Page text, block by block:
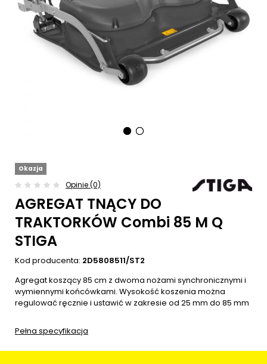
Okazja
Opinie (0)
AGREGAT TNĄCY DO
TRAKTORKÓW Combi 85 M Q
STIGA
Kod producenta: 2D5808511/ST2
Agregat koszący 85 cm z dwoma nożami synchronicznymi i
wymiennymi końcówkami. Wysokość koszenia można
regulować ręcznie i ustawić w zakresie od 25 mm do 85 mm
Pełna specyfikacja